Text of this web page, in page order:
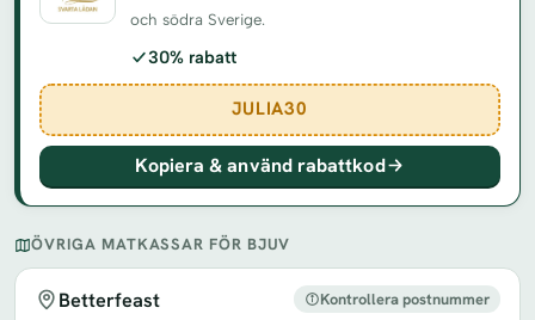
och södra Sverige.
30% rabatt
JULIA30
Kopiera & använd rabattkod
ÖVRIGA MATKASSAR FÖR BJUV
Betterfeast Kontrollera postnummer